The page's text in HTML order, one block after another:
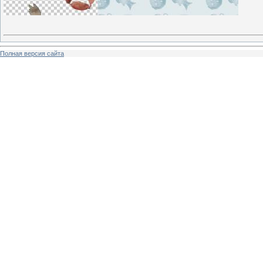
Полная версия сайта